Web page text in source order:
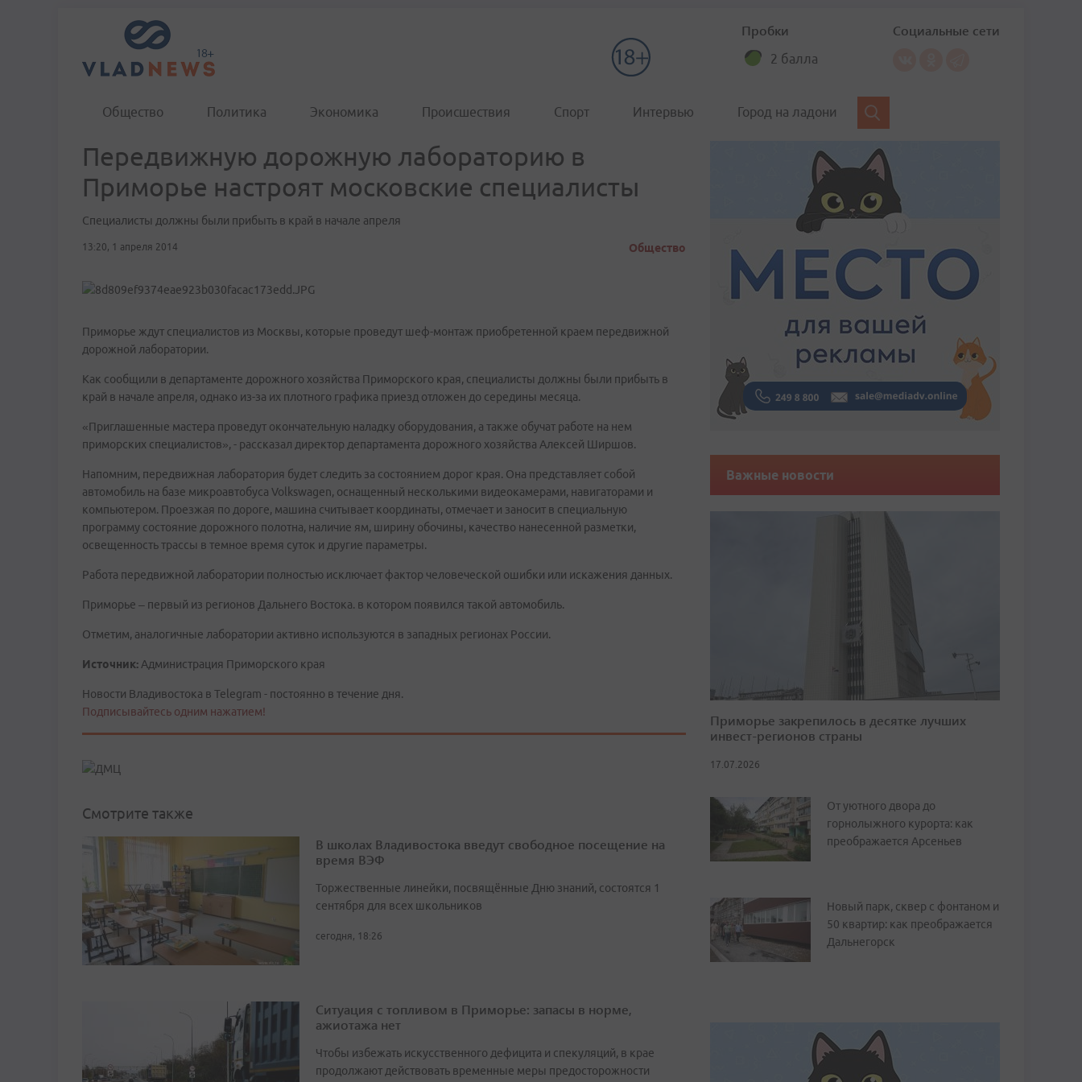
Пробки
2 балла
Социальные сети
Общество Политика Экономика Происшествия Спорт Интервью Город на ладони
Передвижную дорожную лабораторию в
Приморье настроят московские специалисты
Специалисты должны были прибыть в край в начале апреля
13:20, 1 апреля 2014 Общество
Приморье ждут специалистов из Москвы, которые проведут шеф-монтаж приобретенной краем передвижной
дорожной лаборатории.
Как сообщили в департаменте дорожного хозяйства Приморского края, специалисты должны были прибыть в
край в начале апреля, однако из-за их плотного графика приезд отложен до середины месяца.
«Приглашенные мастера проведут окончательную наладку оборудования, а также обучат работе на нем
приморских специалистов», - рассказал директор департамента дорожного хозяйства Алексей Ширшов.
Напомним, передвижная лаборатория будет следить за состоянием дорог края. Она представляет собой
автомобиль на базе микроавтобуса Volkswagen, оснащенный несколькими видеокамерами, навигаторами и
компьютером. Проезжая по дороге, машина считывает координаты, отмечает и заносит в специальную
программу состояние дорожного полотна, наличие ям, ширину обочины, качество нанесенной разметки,
освещенность трассы в темное время суток и другие параметры.
Работа передвижной лаборатории полностью исключает фактор человеческой ошибки или искажения данных.
Приморье – первый из регионов Дальнего Востока. в котором появился такой автомобиль.
Отметим, аналогичные лаборатории активно используются в западных регионах России.
Источник: Администрация Приморского края
Новости Владивостока в Telegram - постоянно в течение дня.
Подписывайтесь одним нажатием!
Смотрите также
В школах Владивостока введут свободное посещение на
время ВЭФ
Торжественные линейки, посвящённые Дню знаний, состоятся 1
сентября для всех школьников
сегодня, 18:26
Ситуация с топливом в Приморье: запасы в норме,
ажиотажа нет
Чтобы избежать искусственного дефицита и спекуляций, в крае
продолжают действовать временные меры предосторожности
Важные новости
Приморье закрепилось в десятке лучших
инвест-регионов страны
17.07.2026
От уютного двора до
горнолыжного курорта: как
преображается Арсеньев
Новый парк, сквер с фонтаном и
50 квартир: как преображается
Дальнегорск